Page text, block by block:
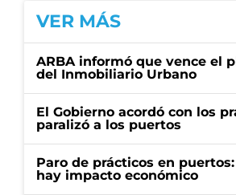
VER MÁS
ARBA informó que vence el
del Inmobiliario Urbano
El Gobierno acordó con los
paralizó a los puertos
Paro de prácticos en
hay impacto económico